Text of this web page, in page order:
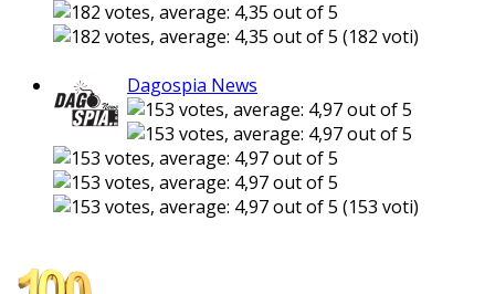
(182 voti)
Dagospia News
(153 voti)